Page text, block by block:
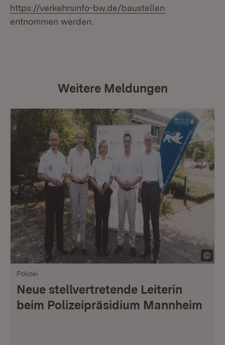
https://verkehrsinfo-bw.de/baustellen
entnommen werden.
Weitere Meldungen
Polizei
Neue stellvertretende Leiterin
beim Polizeipräsidium Mannheim